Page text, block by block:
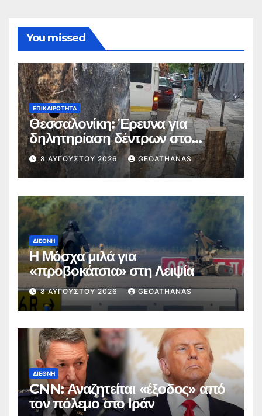
You missed
ΕΠΙΚΑΙΡΌΤΗΤΑ
Θεσσαλονίκη: Έρευνα για
δηλητηρίαση δέντρων στο
κέντρο
8 ΑΥΓΟΎΣΤΟΥ 2026 GEOATHANAS
ΔΙΕΘΝΉ
Η Μόσχα μιλά για
«προβοκάτσια» στη Λειψία
8 ΑΥΓΟΎΣΤΟΥ 2026 GEOATHANAS
ΔΙΕΘΝΉ
CNN: Αναζητείται «έξοδος» από
τον πόλεμο στο Ιράν